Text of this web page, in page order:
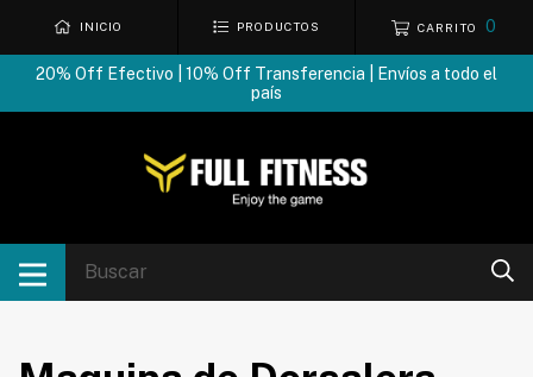
INICIO PRODUCTOS CARRITO 0
20% Off Efectivo | 10% Off Transferencia | Envíos a todo el
país